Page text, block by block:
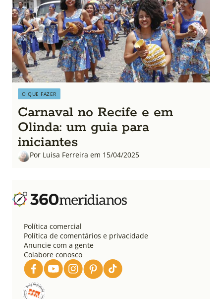
O QUE FAZER
Carnaval no Recife e em
Olinda: um guia para
iniciantes
Por Luisa Ferreira em 15/04/2025
Política comercial
Política de comentários e privacidade
Anuncie com a gente
Colabore conosco